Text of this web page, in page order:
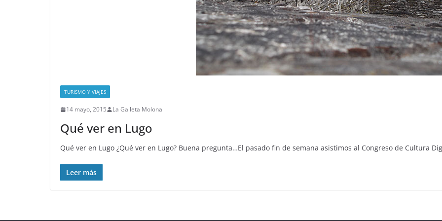
TURISMO Y VIAJES
14 mayo, 2015 La Galleta Molona
Qué ver en Lugo
Qué ver en Lugo ¿Qué ver en Lugo? Buena pregunta…El pasado fin de semana asistimos al Congreso de Cultura
Leer más